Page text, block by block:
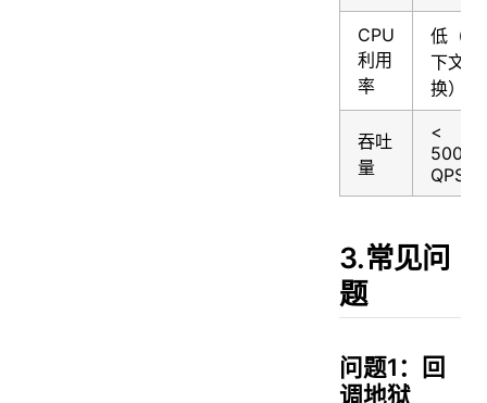
CPU
利用
率
低（上
下文切
换）
吞吐
量
<
5000
QPS
3.常见问
题
问题1：回
调地狱